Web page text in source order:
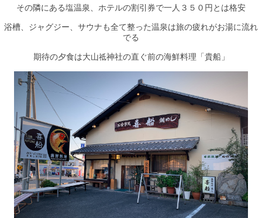
その隣にある塩温泉、ホテルの割引券で一人３５０円とは格安
浴槽、ジャグジー、サウナも全て整った温泉は旅の疲れがお湯に流れ
でる
期待の夕食は大山祗神社の直ぐ前の海鮮料理「貴船」